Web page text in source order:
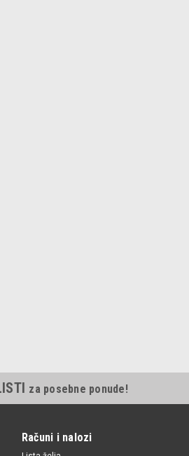
za posebne ponude!
Računi i nalozi